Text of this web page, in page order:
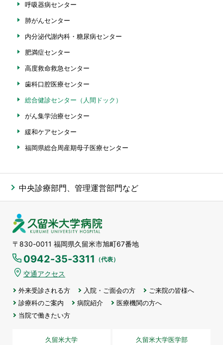
呼吸器病センター
肺がんセンター
内分泌代謝内科・糖尿病センター
肥満症センター
高度救命救急センター
歯科口腔医療センター
総合健診センター（人間ドック）
がん集学治療センター
緩和ケアセンター
福岡県総合周産期母子医療センター
中央診療部門、管理運営部門など
〒830-0011 福岡県久留米市旭町67番地
0942-35-3311 （代表）
交通アクセス
外来受診される方 入院・ご面会の方
ご来院の皆様へ
診療科のご案内
病院紹介
医療機関の方へ
当院で働きたい方
久留米大学 久留米大学医学部